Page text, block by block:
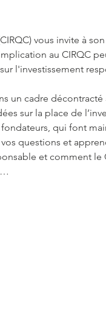
vous invite à
au CIRQC
l'investissement
un cadre
sur la place de
qui font
questions et
et comment